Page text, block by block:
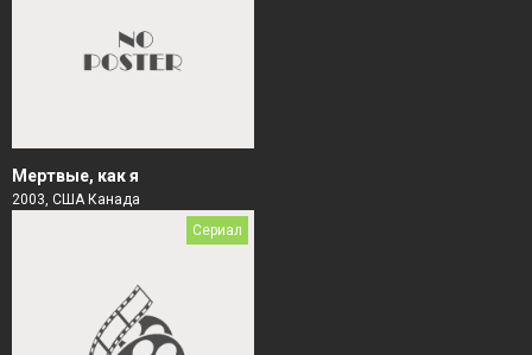
Мертвые, как я
2003, США Канада
Сериал